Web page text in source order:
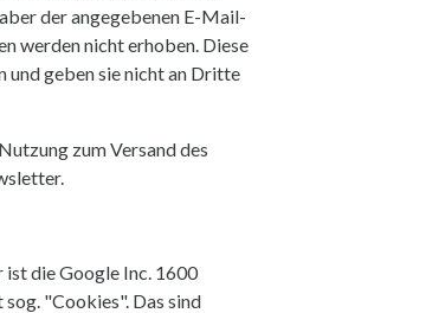
der angegebenen E-Mail-
werden nicht erhoben. Diese
und geben sie nicht an Dritte
zum Versand des
die Google Inc. 1600
"Cookies". Das sind